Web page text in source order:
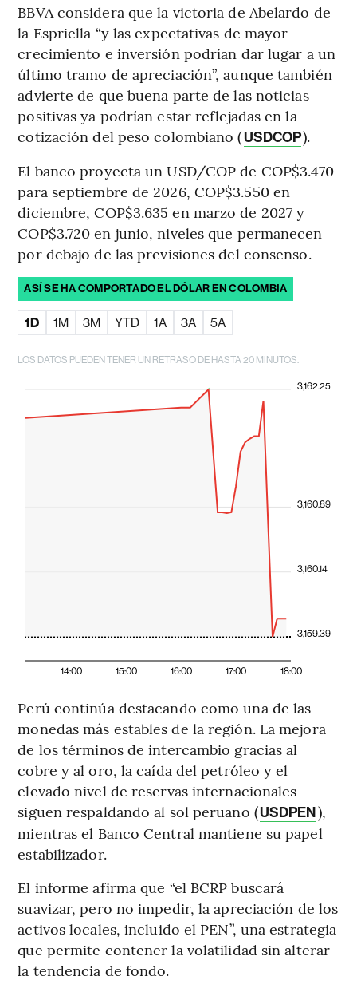
BBVA considera que la victoria de Abelardo de
la Espriella “y las expectativas de mayor
crecimiento e inversión podrían dar lugar a un
último tramo de apreciación”, aunque también
advierte de que buena parte de las noticias
positivas ya podrían estar reflejadas en la
cotización del peso colombiano (USDCOP).
El banco proyecta un USD/COP de COP$3.470
para septiembre de 2026, COP$3.550 en
diciembre, COP$3.635 en marzo de 2027 y
COP$3.720 en junio, niveles que permanecen
por debajo de las previsiones del consenso.
ASÍ SE HA COMPORTADO EL DÓLAR EN COLOMBIA
1D 1M 3M YTD 1A 3A 5A
LOS DATOS PUEDEN TENER UN RETRASO DE HASTA 20 MINUTOS.
14:00 15:00 16:00 17:00 18:00
3,159.39
3,160.14
3,160.89
3,162.25
Perú continúa destacando como una de las
monedas más estables de la región. La mejora
de los términos de intercambio gracias al
cobre y al oro, la caída del petróleo y el
elevado nivel de reservas internacionales
siguen respaldando al sol peruano (USDPEN),
mientras el Banco Central mantiene su papel
estabilizador.
El informe afirma que “el BCRP buscará
suavizar, pero no impedir, la apreciación de los
activos locales, incluido el PEN”, una estrategia
que permite contener la volatilidad sin alterar
la tendencia de fondo.